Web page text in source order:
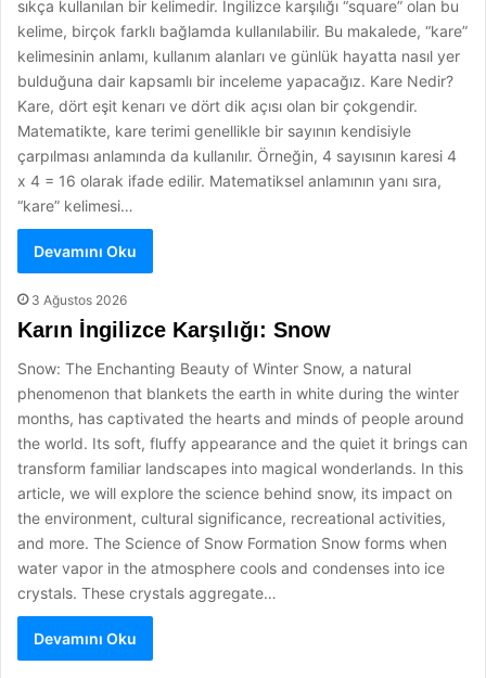
sıkça kullanılan bir kelimedir. İngilizce karşılığı “square” olan bu
kelime, birçok farklı bağlamda kullanılabilir. Bu makalede, “kare”
kelimesinin anlamı, kullanım alanları ve günlük hayatta nasıl yer
bulduğuna dair kapsamlı bir inceleme yapacağız. Kare Nedir?
Kare, dört eşit kenarı ve dört dik açısı olan bir çokgendir.
Matematikte, kare terimi genellikle bir sayının kendisiyle
çarpılması anlamında da kullanılır. Örneğin, 4 sayısının karesi 4
x 4 = 16 olarak ifade edilir. Matematiksel anlamının yanı sıra,
“kare” kelimesi…
Devamını Oku
3 Ağustos 2026
Karın İngilizce Karşılığı: Snow
Snow: The Enchanting Beauty of Winter Snow, a natural
phenomenon that blankets the earth in white during the winter
months, has captivated the hearts and minds of people around
the world. Its soft, fluffy appearance and the quiet it brings can
transform familiar landscapes into magical wonderlands. In this
article, we will explore the science behind snow, its impact on
the environment, cultural significance, recreational activities,
and more. The Science of Snow Formation Snow forms when
water vapor in the atmosphere cools and condenses into ice
crystals. These crystals aggregate…
Devamını Oku